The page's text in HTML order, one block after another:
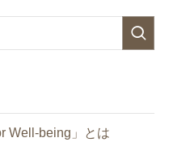
Well-being」とは